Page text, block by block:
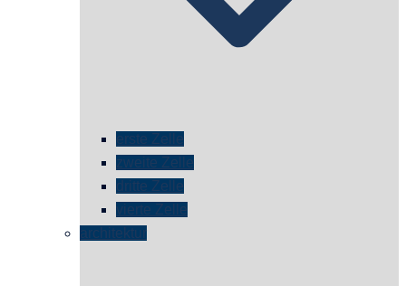
erste Zelle
zweite Zelle
dritte Zelle
vierte Zelle
architektur